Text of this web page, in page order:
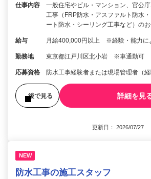
仕事内容
一般住宅やビル・マンション、官公
工事（FRP防水・アスファルト防水
ート防水・シーリング工事など）の
給与 月給400,000円以上 ※経験・能力に
勤務地 東京都江戸川区北小岩 ※車通勤可
応募資格 防水工事経験者または現場管理者（経
後で見る 詳細を見
更新日： 2026/07/27
NEW
防水工事の施工スタッフ